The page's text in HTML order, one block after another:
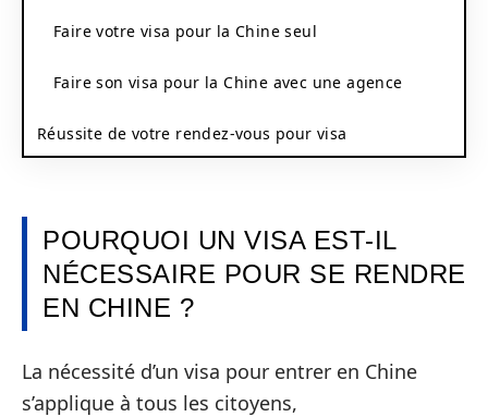
Faire votre visa pour la Chine seul
Faire son visa pour la Chine avec une agence
Réussite de votre rendez-vous pour visa
POURQUOI UN VISA EST-IL
NÉCESSAIRE POUR SE RENDRE
EN CHINE ?
La nécessité d’un visa pour entrer en Chine
s’applique à tous les citoyens,